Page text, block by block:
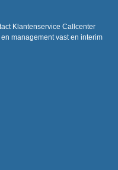
Klantenservice Callcenter
management vast en interim